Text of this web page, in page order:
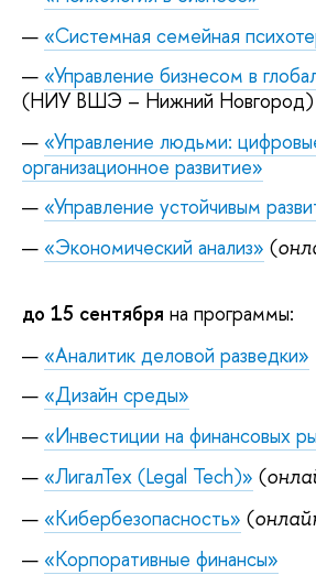
«Системная семейная
«Управление бизнесом в
(НИУ ВШЭ – Нижний Новгород)
«Управление людьми:
организационное развитие»
«Управление устойчивым
«Экономический анализ» (
до 15 сентября на программы:
«Аналитик деловой разведки»
«Дизайн среды»
«Инвестиции на финансовых
«ЛигалТех (Legal Tech)» (
«Кибербезопасность» (
«Корпоративные финансы»